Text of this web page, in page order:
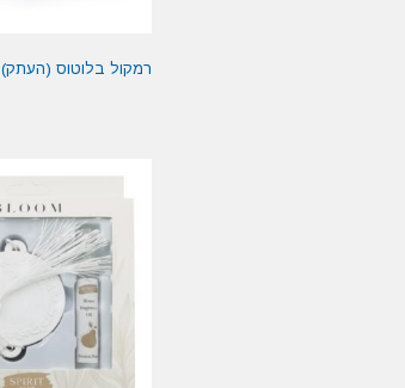
רמקול בלוטוס (העתק)